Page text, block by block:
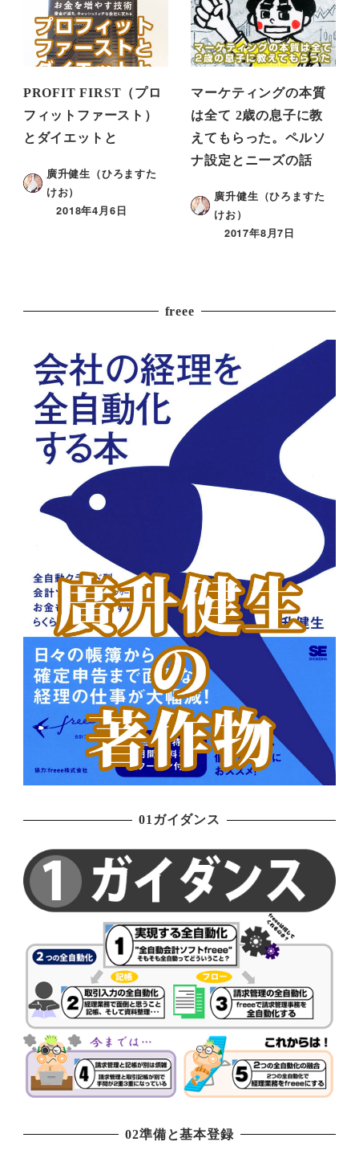
PROFIT FIRST（プロ
フィットファースト）
とダイエットと
廣升健生（ひろますた
けお）
2018年4月6日
マーケティングの本質
は全て 2歳の息子に教
えてもらった。ペルソ
ナ設定とニーズの話
廣升健生（ひろますた
けお）
2017年8月7日
freee
01ガイダンス
02準備と基本登録